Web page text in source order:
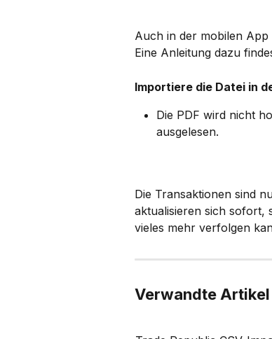
Auch in der mobilen App
Eine Anleitung dazu
Importiere die Datei in
Die PDF wird nicht
ausgelesen.
Die Transaktionen sind
aktualisieren sich sofort,
vieles mehr verfolgen
Verwandte Artikel